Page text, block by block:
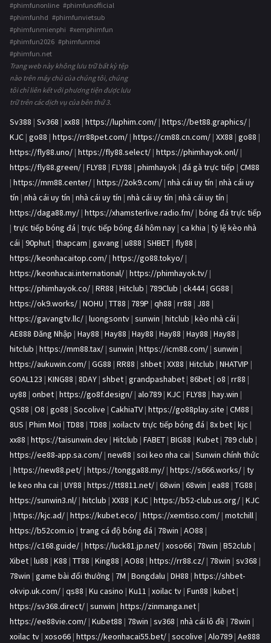
#phimfunonline #phimfunofficial
#phimfunhd #phimfunvietsub
#phimfunmienphi #xemphimfun
#phimfun2026 #phimfunmoi
#phimfun.net
Trang web này không lưu trữ bất kỳ tệp
nào trên máy chủ của chúng tôi, chúng
tôi chỉ liên kết với phương tiện được lưu
trữ trên các dịch vụ của bên thứ 3.
Sv388 | Sv368 | xx88 | https://luphim.com/ | https://bet88.graphics/ |
KJC | go88 | https://rr88pet.com/ | https://cm88.cn.com/ | XX88 | go88 |
https://fly88.uno/ | https://fly88.select/ | https://phimhayok.onl/ |
https://fly88.green/ | FLY88 | FLY88 | phimhayok | đá gà trực tiếp | CM88
| https://mm88.center/ | https://2ok9.com/ | nhà cái uy tín | nhà cái uy
tín | nhà cái uy tín | nhà cái uy tín | nhà cái uy tín | nhà cái uy tín |
https://daga88.my/ | https://xhamsterlive.radio.fm/ | bóng đá trực tiếp
| trực tiếp bóng đá | trực tiếp bóng đá hôm nay | ca khia | tỷ lệ kèo nhà
cái | 90phut | thapcam | gavang | u888 | SHBET | fly88 |
https://keonhacaitop.com/ | https://go88.tokyo/ |
https://keonhacai.international/ | https://phimhayok.tv/ |
https://phimhayok.co/ | RR88 | Hitclub | 789Club | ck444| GG88 |
https://ok9.works/ | NOHU | TT88 | 789P | qh88 | rr88 | J88 |
https://gavangtv.llc/ | luongsontv | sunwin | hitclub | kèo nhà cái |
AE888 Đăng Nhập | Hay88 | Hay88 | Hay88 | Hay88 | Hay88 | Hay88 |
hitclub | https://mm88.tax/ | sunwin | https://icm88.com/ | sunwin |
https://aukuwin.com/ | GG88 | RR88 | shbet | XX88 | Hitclub | NHATVIP |
GOAL123 | KING88 | 8DAY | shbet | grandpashabet | 86bet | o8 | rr88 |
uy88 | onbet | https://go8f.design/ | alo789 | KJC | FLY88 | hay.win |
QS88 | O8 | go88 | Socolive | CakhiaTV | https://go88play.site | CM88 |
8US | Phim Moi | TD88 | TD88 | xoilactv trực tiếp bóng đá | 8x bet | kjc |
xx88 | https://taisunwin.dev | Hitclub | FABET | BIG88 | Kubet | 789 club |
https://ee88-app.sa.com/ | new88 | soi keo nha cai | Sunwin chính thức
| https://new88.pet/ | https://tongga88.my/ | https://s666.works/ | ty
le keo nha cai | UY88 | https://tt8811.net/ | 68win | 68win | ea88 | TG88 |
https://sunwin3.nl/ | hitclub | XX88 | KJC | https://b52-club.us.org/ | KJC
| https://kjc.ad/ | https://kubet.eco/ | https://xemtiso.com/ | motchill |
https://b52com.io | trang cá độ bóng đá | 78win | AO88 |
https://c168.guide/ | https://luck81.jp.net/ | xoso66 | 78win | B52club |
Xibet | lu88 | K88 | TT88 | King88 | AO88 | https://rr88.cz/ | 78win | sv368 |
78win | game bài đổi thưởng | 7M | Bongdalu | DH88 | https://shbet-
okvip.uk.com/ | qs88 | Ku casino | Ku11 | xoilac tv | Fun88 | kubet |
https://sv368.direct/ | sunwin | https://zinmanga.net |
https://ee88vie.com/ | Kubet88 | 78win | sv368 | nhà cái lô đề | 78win |
xoilac tv | xoso66 | https://keonhacai55.bet/ | socolive | Alo789 | Ae888